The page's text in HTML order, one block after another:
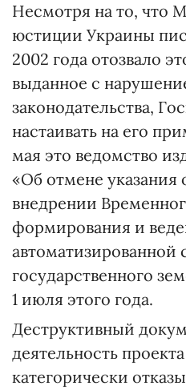
Несмотря на то, что
юстиции Украины
2002 года отозвало
выданное с
законодательства,
настаивать на его
мая это ведомство
«Об отмене
внедрении
формирования и
автоматизированной
государственного
1 июля этого года.
Деструктивный
деятельность
категорически